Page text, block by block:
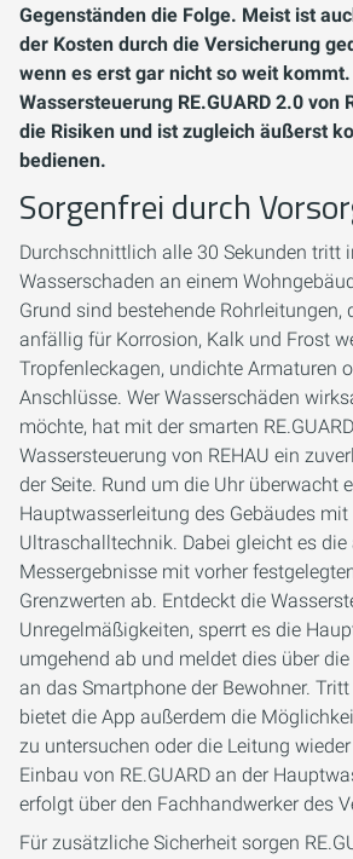
Gegenständen die Folge. Meist ist
der Kosten durch die Versicherung
wenn es erst gar nicht so weit
Wassersteuerung RE.GUARD 2.0 von
die Risiken und ist zugleich äußerst
bedienen.
Sorgenfrei durch
Durchschnittlich alle 30 Sekunden tritt
Wasserschaden an einem
Grund sind bestehende Rohrleitungen,
anfällig für Korrosion, Kalk und Frost
Tropfenleckagen, undichte Armaturen
Anschlüsse. Wer Wasserschäden
möchte, hat mit der smarten
Wassersteuerung von REHAU ein
der Seite. Rund um die Uhr überwacht
Hauptwasserleitung des Gebäudes mit
Ultraschalltechnik. Dabei gleicht es die
Messergebnisse mit vorher
Grenzwerten ab. Entdeckt die
Unregelmäßigkeiten, sperrt es die
umgehend ab und meldet dies über
an das Smartphone der Bewohner.
bietet die App außerdem die
zu untersuchen oder die Leitung
Einbau von RE.GUARD an der
erfolgt über den Fachhandwerker des
Für zusätzliche Sicherheit sorgen